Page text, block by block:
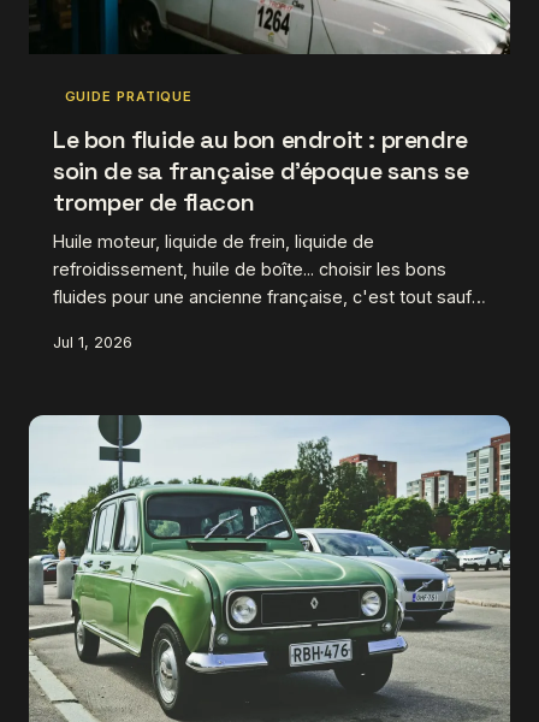
GUIDE PRATIQUE
Le bon fluide au bon endroit : prendre
soin de sa française d'époque sans se
tromper de flacon
Huile moteur, liquide de frein, liquide de
refroidissement, huile de boîte... choisir les bons
fluides pour une ancienne française, c'est tout sauf
d'ouvrir le capot, pour éviter les erreurs qui coûtent
Jul 1, 2026